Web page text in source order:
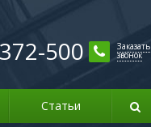
Заказать
звонок
500
Статьи